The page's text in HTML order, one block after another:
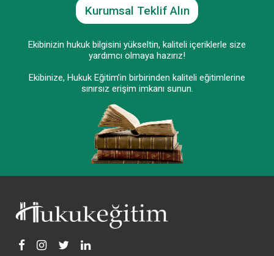
Kurumsal Teklif Alın
Ekibinizin hukuk bilgisini yükseltin, kaliteli içeriklerle size
yardımcı olmaya hazırız!
Ekibinize, Hukuk Eğitim’in birbirinden kaliteli eğitimlerine
sınırsız erişim imkanı sunun.